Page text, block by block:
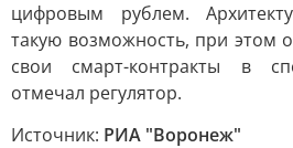
цифровым рублем.
такую возможность, при этом
свои смарт-контракты в
отмечал регулятор.
Источник: РИА "Воронеж"